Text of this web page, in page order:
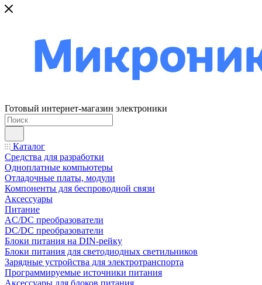
Готовый интернет-магазин электроники
Каталог
Средства для разработки
Одноплатные компьютеры
Отладочные платы, модули
Компоненты для беспроводной связи
Аксессуары
Питание
AC/DC преобразователи
DC/DC преобразователи
Блоки питания на DIN-рейку
Блоки питания для светодиодных светильников
Зарядные устройства для электротранспорта
Программируемые источники питания
Аксессуары для блоков питания